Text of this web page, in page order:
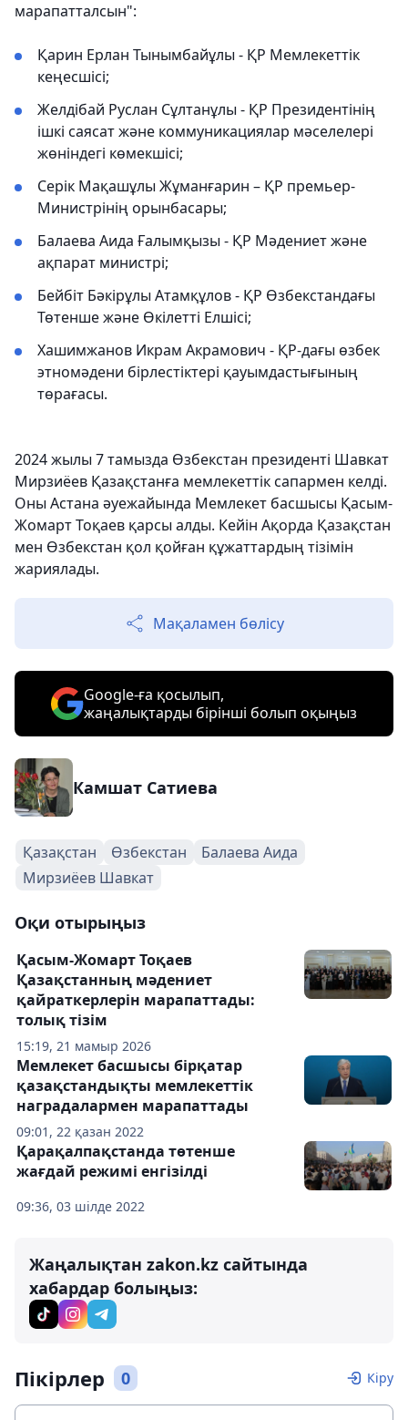
марапатталсын":
Қарин Ерлан Тынымбайұлы - ҚР Мемлекеттік
кеңесшісі;
Желдібай Руслан Сұлтанұлы - ҚР Президентінің
ішкі саясат және коммуникациялар мәселелері
жөніндегі көмекшісі;
Серік Мақашұлы Жұманғарин – ҚР премьер-
Министрінің орынбасары;
Балаева Аида Ғалымқызы - ҚР Мәдениет және
ақпарат министрі;
Бейбіт Бәкірұлы Атамқұлов - ҚР Өзбекстандағы
Төтенше және Өкілетті Елшісі;
Хашимжанов Икрам Акрамович - ҚР-дағы өзбек
этномәдени бірлестіктері қауымдастығының
төрағасы.
2024 жылы 7 тамызда Өзбекстан президенті Шавкат
Мирзиёев Қазақстанға мемлекеттік сапармен келді.
Оны Астана әуежайында Мемлекет басшысы Қасым-
Жомарт Тоқаев қарсы алды. Кейін Ақорда Қазақстан
мен Өзбекстан қол қойған құжаттардың тізімін
жариялады.
Мақаламен бөлісу
Google-ға қосылып,
жаңалықтарды бірінші болып оқыңыз
Камшат Сатиева
Қазақстан Өзбекстан
Балаева Аида
Мирзиёев Шавкат
Оқи отырыңыз
15:19, 21 мамыр 2026
Қасым-Жомарт Тоқаев
Қазақстанның мәдениет
қайраткерлерін марапаттады:
толық тізім
09:01, 22 қазан 2022
Мемлекет басшысы бірқатар
қазақстандықты мемлекеттік
наградалармен марапаттады
09:36, 03 шілде 2022
Қарақалпақстанда төтенше
жағдай режимі енгізілді
Жаңалықтан zakon.kz сайтында
хабардар болыңыз:
Пікірлер 0 Кіру